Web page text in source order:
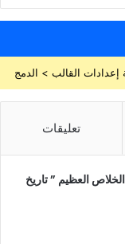
تعليقات
العظيم ” تاريخ